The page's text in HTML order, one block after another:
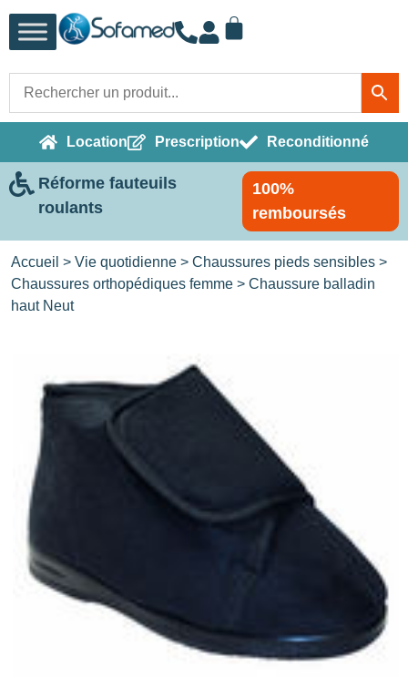
Location Prescription Reconditionné
Réforme fauteuils
roulants
100%
remboursés
Accueil > Vie quotidienne > Chaussures pieds sensibles >
Chaussures orthopédiques femme > Chaussure balladin
haut Neut